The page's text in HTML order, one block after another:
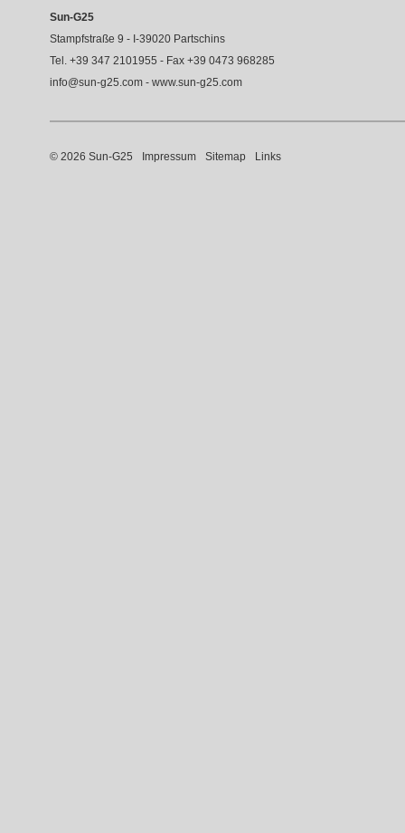
Sun-G25
Stampfstraße 9 - I-39020 Partschins
Tel. +39 347 2101955 - Fax +39 0473 968285
info@sun-g25.com - www.sun-g25.com
© 2026 Sun-G25 Impressum Sitemap Links